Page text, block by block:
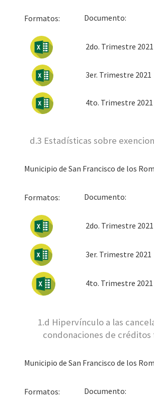
Formatos:
2do. Trimestre 2021
3er. Trimestre 2021
4to. Trimestre 2021
d.3 Estadísticas sobre
Municipio de San Francisco de los
Formatos:
2do. Trimestre 2021
3er. Trimestre 2021
4to. Trimestre 2021
1.d Hipervínculo a las
condonaciones de créditos
Municipio de San Francisco de los
Formatos: